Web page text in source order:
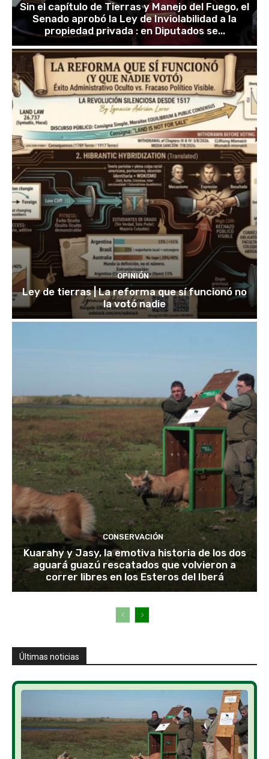
Sin el capítulo de Tierras y Manejo del Fuego, el
Senado aprobó la Ley de Inviolabilidad a la
propiedad privada : en Diputados se...
OPINIÓN
Ley de tierras | La reforma que sí funcionó no
la votó nadie
CONSERVACIÓN
Kuarahy y Jasy, la emotiva historia de los dos
aguará guazú rescatados que volvieron a
correr libres en los Esteros del Iberá
Últimas noticias